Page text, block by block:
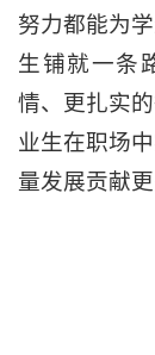
努力都能为
生铺就一条
情、更扎实
业生在职场
量发展贡献更